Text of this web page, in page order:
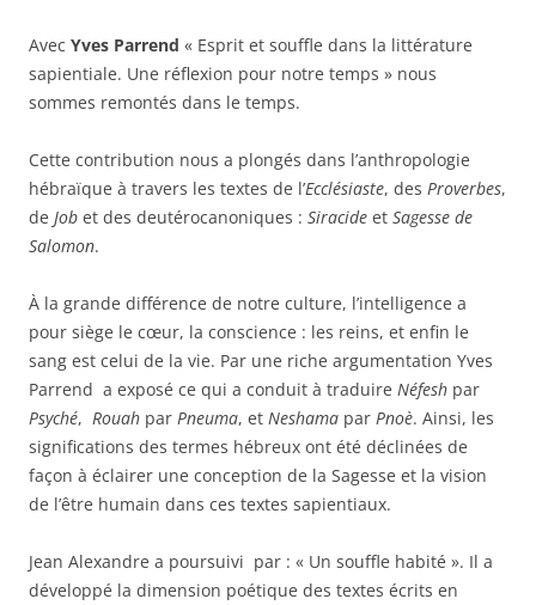
Avec Yves Parrend « Esprit et souffle dans la littérature
sapientiale. Une réflexion pour notre temps » nous
sommes remontés dans le temps.
Cette contribution nous a plongés dans l’anthropologie
hébraïque à travers les textes de l’Ecclésiaste, des Proverbes,
de Job et des deutérocanoniques : Siracide et Sagesse de
Salomon.
À la grande différence de notre culture, l’intelligence a
pour siège le cœur, la conscience : les reins, et enfin le
sang est celui de la vie. Par une riche argumentation Yves
Parrend a exposé ce qui a conduit à traduire Néfesh par
Psyché, Rouah par Pneuma, et Neshama par Pnoè. Ainsi, les
significations des termes hébreux ont été déclinées de
façon à éclairer une conception de la Sagesse et la vision
de l’être humain dans ces textes sapientiaux.
Jean Alexandre a poursuivi par : « Un souffle habité ». Il a
développé la dimension poétique des textes écrits en